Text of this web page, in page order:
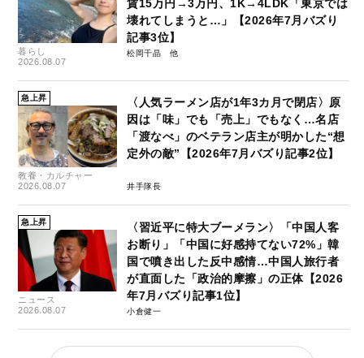
暮らし
2026.08.07
賃15万円→3万円、1K→4LDK「東京では
壊れてしまうと…」【2026年7月バズり
記事3位】
松岡千晶
急上昇
教養・カルチャー
2026.08.07
〈人気ラーメン店が1年3カ月で閉店〉原
因は「味」でも「売上」でもなく…名店
「渡なべ」のベテラン店主が明かした“想
定外の敵”【2026年7月バズり記事2位】
井手隊長
急上昇
ニュース
2026.08.07
〈習近平に特大ブーメラン〉「中国人客
お断り」「中国に好感持てない72%」韓
国で噴き出した反中感情…中国人旅行者
が直面した「政治的摩擦」の正体【2026
年7月バズり記事1位】
小倉健一